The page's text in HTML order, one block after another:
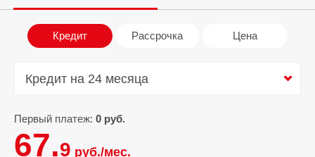
Кредит Рассрочка Цена
Кредит на 24 месяца
Первый платеж: 0 руб.
67.9 руб./мес.
Кредит на 24 месяца